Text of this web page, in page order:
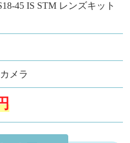
45 IS STM レンズキット
メラ